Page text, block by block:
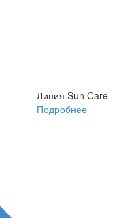
Линия Sun Care
Подробнее